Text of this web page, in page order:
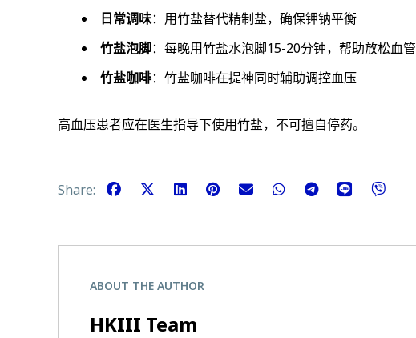
日常调味：用竹盐替代精制盐，确保钾钠平衡
竹盐泡脚：每晚用竹盐水泡脚15-20分钟，帮助放松血管
竹盐咖啡：竹盐咖啡在提神同时辅助调控血压
高血压患者应在医生指导下使用竹盐，不可擅自停药。
Share:
ABOUT THE AUTHOR
HKIII Team